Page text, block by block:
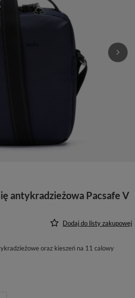
antykradzieżowa Pacsafe V
Dodaj do listy zakupowej
oraz kieszeń na 11 calowy